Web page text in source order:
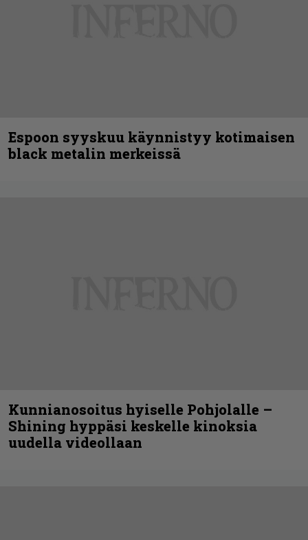
Espoon syyskuu käynnistyy kotimaisen
black metalin merkeissä
Kunnianosoitus hyiselle Pohjolalle –
Shining hyppäsi keskelle kinoksia
uudella videollaan